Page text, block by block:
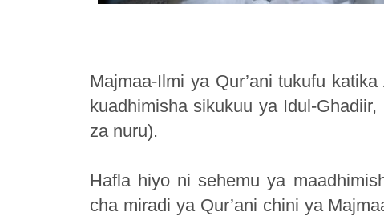
Majmaa-Ilmi ya Qur’ani tukufu
kuadhimisha sikukuu ya Idul-
za nuru).
Hafla hiyo ni sehemu ya
cha miradi ya Qur’ani chini ya